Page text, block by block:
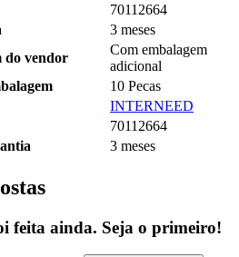
70112664
3 meses
do vendor
Com embalagem
adicional
10 Pecas
INTERNEED
70112664
3 meses
feita ainda. Seja o primeiro!